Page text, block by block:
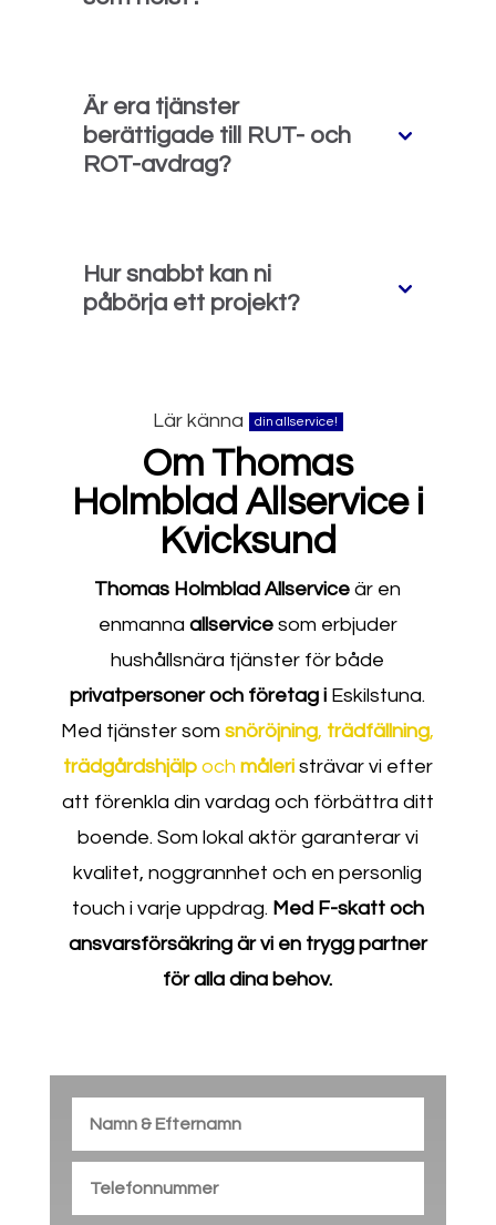
Är era tjänster
berättigade till RUT- och
ROT-avdrag?
Hur snabbt kan ni
påbörja ett projekt?
Lär känna din allservice!
Om Thomas
Holmblad Allservice i
Kvicksund
Thomas Holmblad Allservice är en
enmanna allservicesom erbjuder
hushållsnära tjänster för både
privatpersoner och företag i Eskilstuna.
Med tjänster somsnöröjning, trädfällning,
trädgårdshjälpoch måleristrävar vi efter
att förenkla din vardag och förbättra ditt
boende. Som lokal aktör garanterar vi
kvalitet, noggrannhet och en personlig
touch i varje uppdrag. Med F-skatt och
ansvarsförsäkring är vi en trygg partner
för alla dina behov.